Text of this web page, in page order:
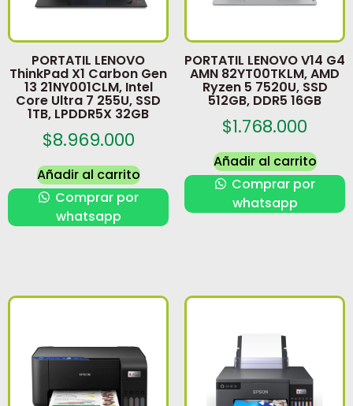
PORTATIL LENOVO
ThinkPad X1 Carbon Gen
13 21NY001CLM, Intel
Core Ultra 7 255U, SSD
1TB, LPDDR5X 32GB
$8.969.000
Añadir al carrito
Comprar por
whatsapp
PORTATIL LENOVO V14 G4
AMN 82YT00TKLM, AMD
Ryzen 5 7520U, SSD
512GB, DDR5 16GB
$1.768.000
Añadir al carrito
Comprar por
whatsapp